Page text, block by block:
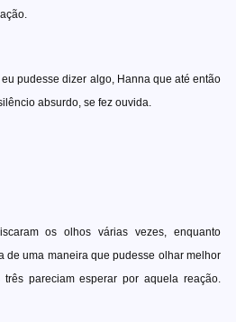
pudesse dizer algo, Hanna que até então
absurdo, se fez ouvida.
os olhos várias vezes, enquanto
de uma maneira que pudesse olhar melhor
pareciam esperar por aquela reação.